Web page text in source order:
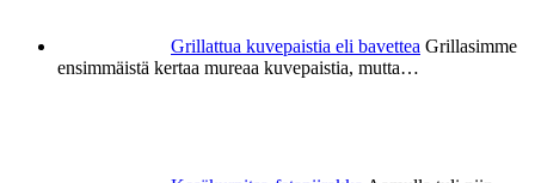
Grillattua kuvepaistia eli bavettea Grillasimme
ensimmäistä kertaa mureaa kuvepaistia, mutta…